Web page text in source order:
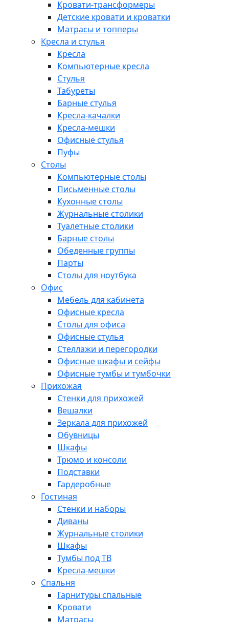
Кровати-трансформеры
Детские кровати и кроватки
Матрасы и топперы
Кресла и стулья
Кресла
Компьютерные кресла
Стулья
Табуреты
Барные стулья
Кресла-качалки
Кресла-мешки
Офисные стулья
Пуфы
Столы
Компьютерные столы
Письменные столы
Кухонные столы
Журнальные столики
Туалетные столики
Барные столы
Обеденные группы
Парты
Столы для ноутбука
Офис
Мебель для кабинета
Офисные кресла
Столы для офиса
Офисные стулья
Стеллажи и перегородки
Офисные шкафы и сейфы
Офисные тумбы и тумбочки
Прихожая
Стенки для прихожей
Вешалки
Зеркала для прихожей
Обувницы
Шкафы
Трюмо и консоли
Подставки
Гардеробные
Гостиная
Стенки и наборы
Диваны
Журнальные столики
Шкафы
Тумбы под ТВ
Кресла-мешки
Спальня
Гарнитуры спальные
Кровати
Матрасы